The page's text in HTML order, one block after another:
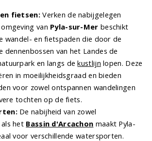
fietsen:Verken de nabijgelegen
van Pyla-sur-Mer beschikt
wandel- en fietspaden die door de
dennenbossen van het Landes de
en langs dekustlijn lopen. Deze
in moeilijkheidsgraad en bieden
voor zowel ontspannen wandelingen
tochten op de fiets.
De nabijheid van zowel
als het Bassin d'Arcachon maakt Pyla-
voor verschillende watersporten.